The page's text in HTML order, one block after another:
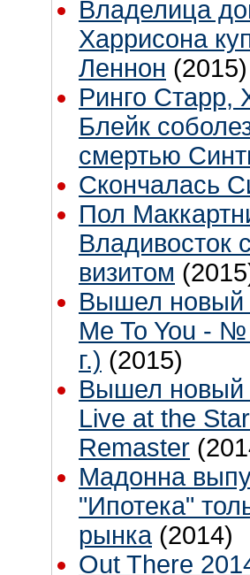
Владелица
Харрисона
Леннон (2015)
Ринго Старр,
Блейк
смертью
Скончалась
Пол
Владивосток
визитом
Вышел новый
Me To You -
г.) (2015)
Вышел новый
Live at the
Remaster
Мадонна
"Ипотека"
рынка (2014)
Out There